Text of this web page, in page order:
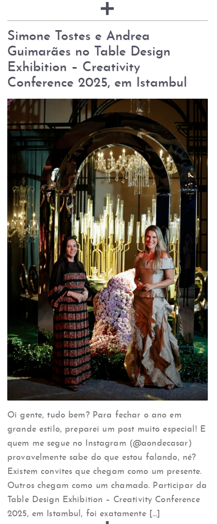
Simone Tostes e Andrea
Guimarães no Table Design
Exhibition – Creativity
Conference 2025, em Istambul
Oi gente, tudo bem? Para fechar o ano em
grande estilo, preparei um post muito especial! E
quem me segue no Instagram (@aondecasar)
provavelmente sabe do que estou falando, né?
Existem convites que chegam como um presente.
Outros chegam como um chamado. Participar da
Table Design Exhibition – Creativity Conference
2025, em Istambul, foi exatamente […]